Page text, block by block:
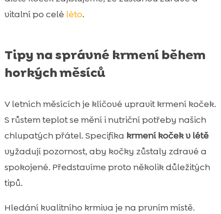
vitalní po celé léto.
Tipy na správné krmení během
horkých měsíců
V letních měsících je klíčové upravit krmení koček.
S růstem teplot se mění i nutriční potřeby našich
chlupatých přátel. Specifika krmení koček v létě
vyžadují pozornost, aby kočky zůstaly zdravé a
spokojené. Představíme proto několik důležitých
tipů.
Hledání kvalitního krmiva je na prvním místě.